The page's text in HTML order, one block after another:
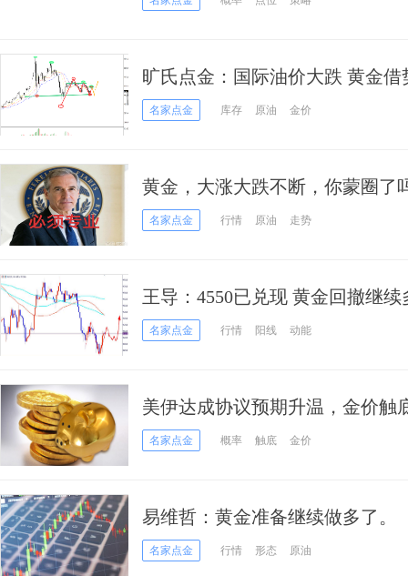
旷氏点金：国际油价大跌 黄金
4500
名家点金 库存 原油 金价
黄金，大涨大跌不断，你蒙圈了
名家点金 行情 原油 走势
王导：4550已兑现 黄金回撤继续
名家点金 行情 阳线 动能
美伊达成协议预期升温，金价触
名家点金 概率 触底 金价
易维哲：黄金准备继续做多了。
名家点金 行情 形态 原油